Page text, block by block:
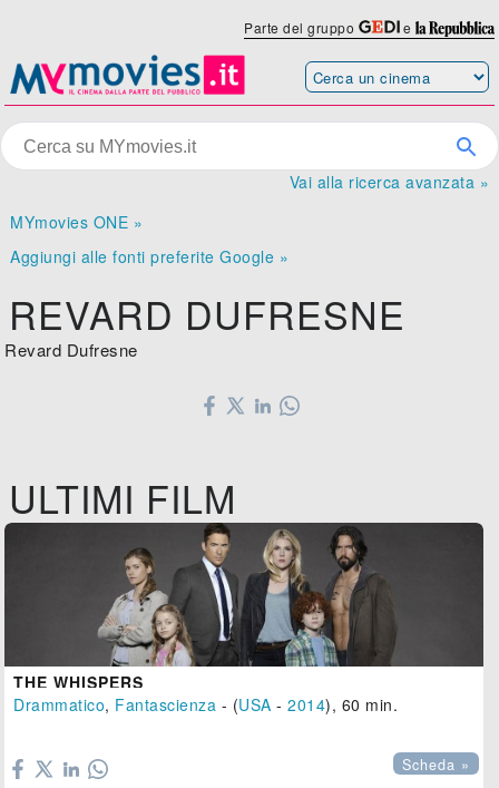
Parte del gruppo e
Vai alla ricerca avanzata »
MYmovies ONE »
Aggiungi alle fonti preferite Google »
REVARD DUFRESNE
Revard Dufresne
ULTIMI FILM
THE WHISPERS
Drammatico, Fantascienza - (USA -2014), 60 min.
Scheda »